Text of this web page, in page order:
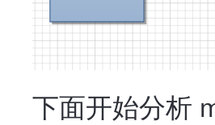
下面开始分析